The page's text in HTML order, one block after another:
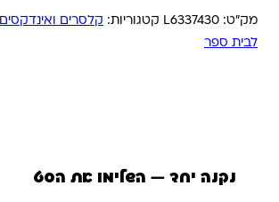
מק"ט: L6337430 קטגוריות: קלסרים ואינדקסים
לבית ספר
נקנה יחד — השלימו את הסט